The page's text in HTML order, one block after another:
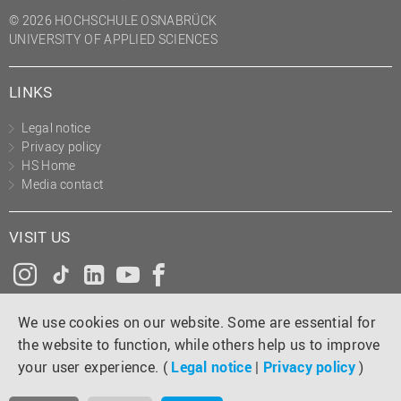
We use cookies on our website. Some are essential for
the website to function, while others help us to improve
your user experience. ( Legal notice | Privacy policy)
(PMO)
Prozessmanagement
Studierendensekretariat
Studium und Lehre
Transfer- und
Innovationsmanagement
© 2026 HOCHSCHULE OSNABRÜCK
UNIVERSITY OF APPLIED SCIENCES
LINKS
Legal notice
Privacy policy
HS Home
Media contact
VISIT US
Instagram
Tiktok
LinkedInYouTube